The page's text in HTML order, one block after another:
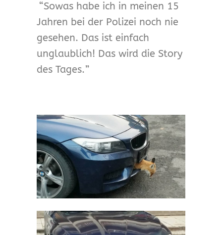
Sowas habe ich in meinen 15
Jahren bei der Polizei noch nie
gesehen. Das ist einfach
unglaublich! Das wird die Story
des Tages.